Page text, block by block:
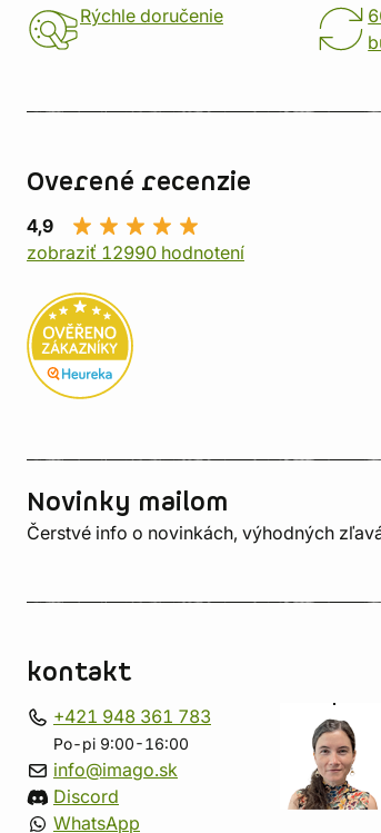
Rýchle doručenie
Overené recenzie
4,9
zobraziť 12990 hodnotení
Novinky mailom
Čerstvé info o novinkách, výhodných
kontakt
+421 948 361 783
Po-pi 9:00-16:00
info@imago.sk
Discord
WhatsApp